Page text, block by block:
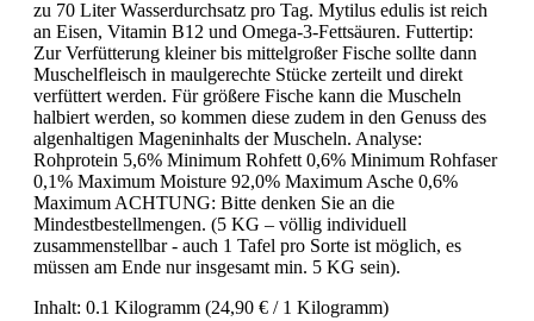
zu 70 Liter Wasserdurchsatz pro Tag. Mytilus edulis ist reich
an Eisen, Vitamin B12 und Omega-3-Fettsäuren. Futtertip:
Zur Verfütterung kleiner bis mittelgroßer Fische sollte dann
Muschelfleisch in maulgerechte Stücke zerteilt und direkt
verfüttert werden. Für größere Fische kann die Muscheln
halbiert werden, so kommen diese zudem in den Genuss des
algenhaltigen Mageninhalts der Muscheln. Analyse:
Rohprotein 5,6% Minimum Rohfett 0,6% Minimum Rohfaser
0,1% Maximum Moisture 92,0% Maximum Asche 0,6%
Maximum ACHTUNG: Bitte denken Sie an die
Mindestbestellmengen. (5 KG – völlig individuell
zusammenstellbar - auch 1 Tafel pro Sorte ist möglich, es
müssen am Ende nur insgesamt min. 5 KG sein).
Inhalt: 0.1 Kilogramm (24,90 € / 1 Kilogramm)